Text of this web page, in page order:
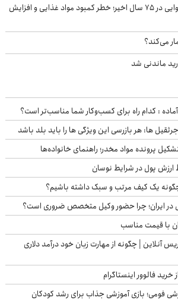
قوی‌ترین الگوی آب و هوایی در ۷۵ سال اخیر؛ خطر کمبود مواد غذایی و افزایش
می‌کند؟
ماندنی شد
: کدام راه برای کسب‌وکار شما مناسب‌تر است؟
ها: هر بازرسی این ویژگی ها را باید بلد باشد
پول در شرایط نوسان
یک کیف مرتب و سبک داشته باشیم؟
در ایران؛ چرا حضور وکیل متخصص ضروری است؟
با قیمت مناسب
آنلاین | چگونه از مهارت زبان خود درآمد دلاری
فالوور اینستاگرام
فومی؛ بازی آموزشی جذاب برای رشد کودکان